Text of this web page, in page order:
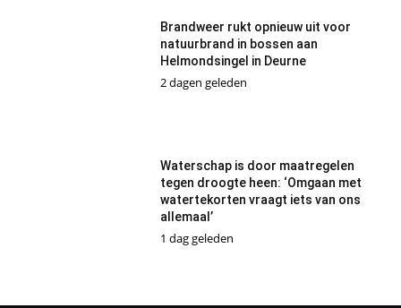
Brandweer rukt opnieuw uit voor
natuurbrand in bossen aan
Helmondsingel in Deurne
2 dagen geleden
Waterschap is door maatregelen
tegen droogte heen: ‘Omgaan met
watertekorten vraagt iets van ons
allemaal’
1 dag geleden